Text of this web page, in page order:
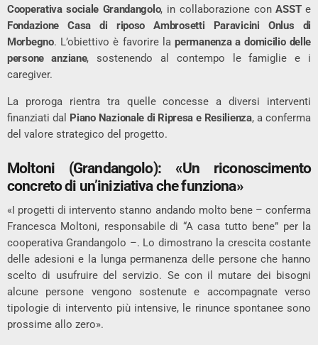
Cooperativa sociale Grandangolo, in collaborazione conASSTe
Fondazione Casa di riposo Ambrosetti Paravicini Onlus di
Morbegno. L’obiettivo è favorire lapermanenza a domicilio delle
persone anziane, sostenendo al contempo le famiglie e i
caregiver.
La proroga rientra tra quelle concesse a diversi interventi
finanziati dal Piano Nazionale di Ripresa e Resilienza, a conferma
del valore strategico del progetto.
Moltoni (Grandangolo): «Un riconoscimento
concreto di un’iniziativa che funziona»
«I progetti di intervento stanno andando molto bene – conferma
Francesca Moltoni, responsabile di “A casa tutto bene” per la
cooperativa Grandangolo –. Lo dimostrano la crescita costante
delle adesioni e la lunga permanenza delle persone che hanno
scelto di usufruire del servizio. Se con il mutare dei bisogni
alcune persone vengono sostenute e accompagnate verso
tipologie di intervento più intensive, le rinunce spontanee sono
prossime allo zero».